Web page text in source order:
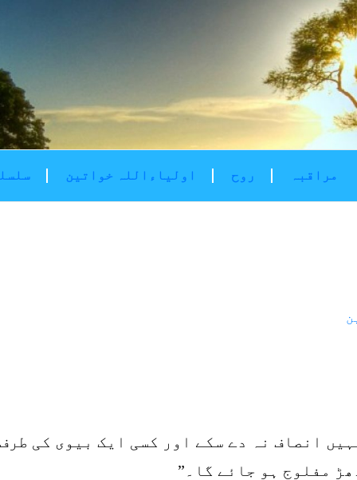
اولیاءاللہ خواتین روح مراقبہ
انصاف نہ دے سکے اور کسی ایک بیوی کی
مفلوج ہو جائے گا۔”